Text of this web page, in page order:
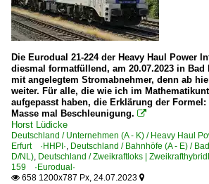
Die Eurodual 21-224 der Heavy Haul Power
diesmal formatfüllend, am 20.07.2023 in
mit angelegtem Stromabnehmer, denn ab
weiter. Für alle, die wie ich im
aufgepasst haben, die Erklärung der
Masse mal Beschleunigung. 
Horst Lüdicke
Deutschland / Unternehmen (A - K) / Heavy Haul
Erfurt ·HHPI·, Deutschland / Bahnhöfe (A - E) /
D/NL), Deutschland / Zweikraftloks |
159 ·Eurodual·
 658 1200x787 Px, 24.07.2023 